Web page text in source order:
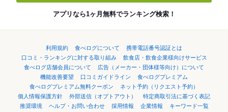
アプリなら1ヶ月無料でランキング検索！
利用規約 食べログについて
携帯電話番号認証とは
口コミ・ランキングに対する取り組み
飲食店・飲食企業様向けサービス
食べログ店舗会員について
広告（メーカー・団体様等向け）について
機能改善要望
口コミガイドライン
食べログプレミアム
食べログプレミアム無料クーポン
ネット予約（リクエスト予約）
個人情報保護方針
外部送信（オプトアウト）
特定商取引法に基づく表記
推奨環境
ヘルプ・お問い合わせ 採用情報 企業情報
キーワード一覧